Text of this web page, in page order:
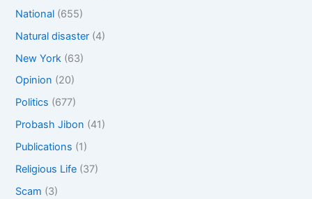
National (655)
Natural disaster (4)
New York (63)
Opinion (20)
Politics (677)
Probash Jibon (41)
Publications (1)
Religious Life (37)
Scam (3)